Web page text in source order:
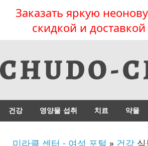
Заказать яркую
скидкой и
건강 영양물 섭취 치료 약물
미라클 센터 - 여성 포털 » 건강